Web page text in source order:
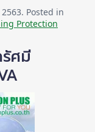
. Posted in
Protection
ศมี